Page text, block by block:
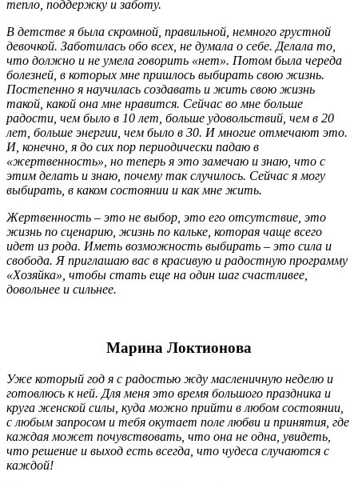
тепло, поддержку и заботу.
В детстве я была скромной, правильной, немного грустной
девочкой. Заботилась обо всех, не думала о себе. Делала то,
что должно и не умела говорить «нет». Потом была череда
болезней, в которых мне пришлось выбирать свою жизнь.
Постепенно я научилась создавать и жить свою жизнь
такой, какой она мне нравится. Сейчас во мне больше
радости, чем было в 10 лет, больше удовольствий, чем в 20
лет, больше энергии, чем было в 30. И многие отмечают это.
И, конечно, я до сих пор периодически падаю в
«жертвенность», но теперь я это замечаю и знаю, что с
этим делать и знаю, почему так случилось. Сейчас я могу
выбирать, в каком состоянии и как мне жить.
Жертвенность – это не выбор, это его отсутствие, это
жизнь по сценарию, жизнь по кальке, которая чаще всего
идет из рода. Иметь возможность выбирать – это сила и
свобода. Я приглашаю вас в красивую и радостную программу
«Хозяйка», чтобы стать еще на один шаг счастливее,
довольнее и сильнее.
Марина Локтионова
Уже который год я с радостью жду масленичную неделю и
готовлюсь к ней. Для меня это время большого праздника и
круга женской силы, куда можно прийти в любом состоянии,
с любым запросом и тебя окутает поле любви и принятия, где
каждая может почувствовать, что она не одна, увидеть,
что решение и выход есть всегда, что чудеса случаются с
каждой!